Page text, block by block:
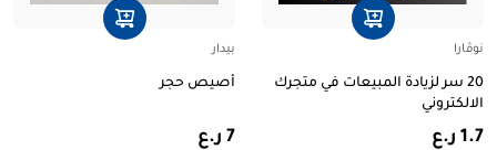
نوڤارا
20 سر لزيادة المبيعات في متجرك
الالكتروني
1.7 ر.ع
بيدار
أصيص حجر
7 ر.ع